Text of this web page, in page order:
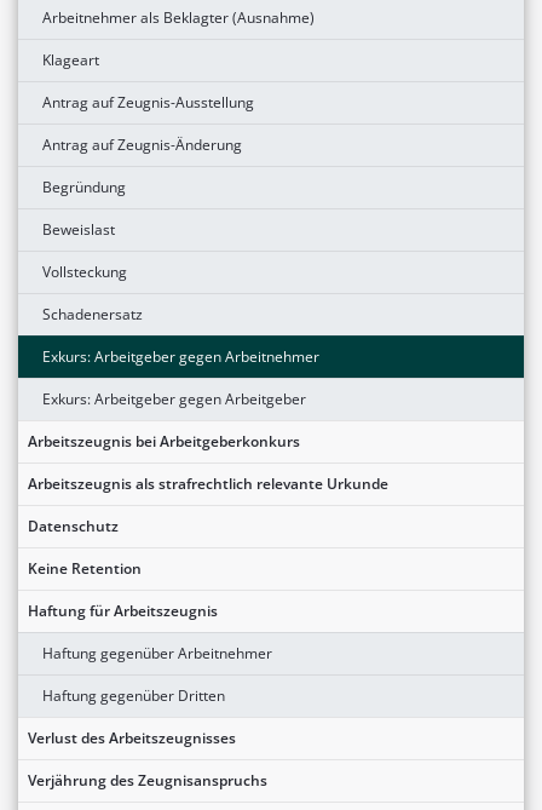
Arbeitnehmer als Beklagter (Ausnahme)
Klageart
Antrag auf Zeugnis-Ausstellung
Antrag auf Zeugnis-Änderung
Begründung
Beweislast
Vollsteckung
Schadenersatz
Exkurs: Arbeitgeber gegen Arbeitnehmer
Exkurs: Arbeitgeber gegen Arbeitgeber
Arbeitszeugnis bei Arbeitgeberkonkurs
Arbeitszeugnis als strafrechtlich relevante Urkunde
Datenschutz
Keine Retention
Haftung für Arbeitszeugnis
Haftung gegenüber Arbeitnehmer
Haftung gegenüber Dritten
Verlust des Arbeitszeugnisses
Verjährung des Zeugnisanspruchs